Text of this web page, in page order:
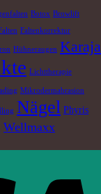
Botox Browlift
Faltenkorrektur
Hühneraugen Karaja
Lichttherapie
Mikrodermabrasion
Nägel Phyris
Wellmaxx